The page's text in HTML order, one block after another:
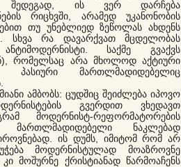
შედეგად, ის ვერ დარჩება
რიცხვში, არამედ უკანონობის
თუ უნებლიედ ზეწოლას ახდენს
სხვა რა დავარქვათ მცდელობას
საქმე გვაქვს
რომელსაც არა მხოლოდ აქტიური
პასიური მართლმადიდებელიც
ამბობს: ცუდშიც შეიძლება იპოვო
გვერდით ვხედავთ
მოდერნისტ-რეფორმატორების
მართლმადიდებელი ნაკლებად
ის დუმს, იმიტომ რომ არ
მოდერნისტულად მოაზროვნე
მოშურნე ქრისტიანად წარმოაჩენს